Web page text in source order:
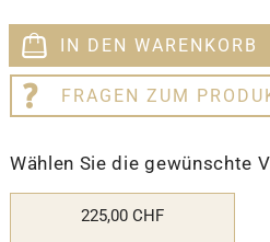
IN DEN WARENKORB
FRAGEN ZUM
Wählen Sie die gewünschte
225,00 CHF